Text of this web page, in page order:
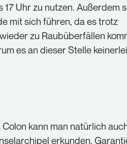
Uhr zu nutzen. Außerdem
mit sich führen, da es trotz
zu Raubüberfällen
es an dieser Stelle
kann man natürlich
erkunden.